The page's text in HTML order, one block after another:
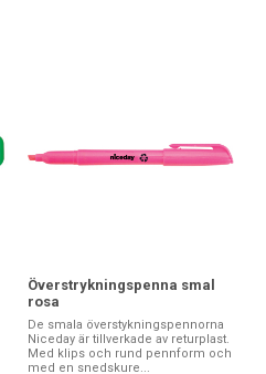
Överstrykningspenna smal
rosa
De smala överstykningspennorna
Niceday är tillverkade av returplast.
Med klips och rund pennform och
med en snedskure...